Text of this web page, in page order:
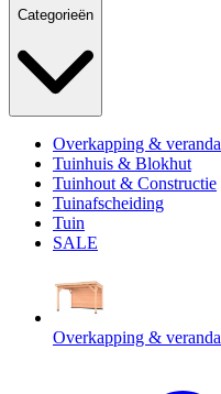
Categorieën
Overkapping & veranda
Tuinhuis & Blokhut
Tuinhout & Constructie
Tuinafscheiding
Tuin
SALE
Overkapping & veranda